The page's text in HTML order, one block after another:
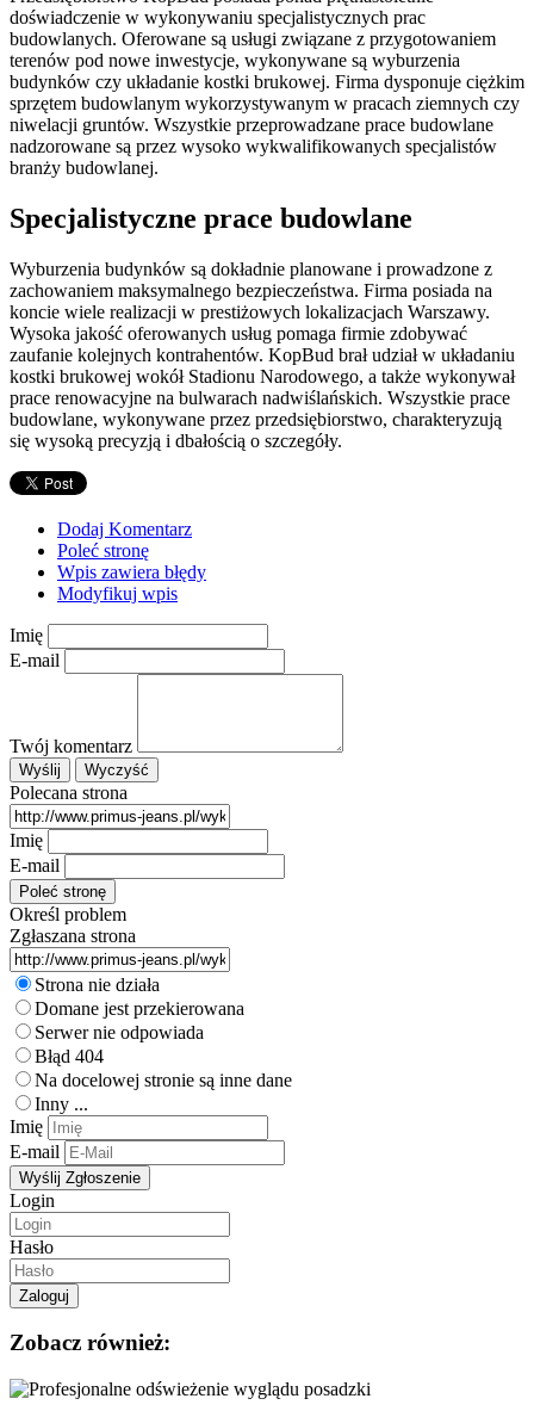
doświadczenie w wykonywaniu specjalistycznych prac
budowlanych. Oferowane są usługi związane z przygotowaniem
terenów pod nowe inwestycje, wykonywane są wyburzenia
budynków czy układanie kostki brukowej. Firma dysponuje ciężkim
sprzętem budowlanym wykorzystywanym w pracach ziemnych czy
niwelacji gruntów. Wszystkie przeprowadzane prace budowlane
nadzorowane są przez wysoko wykwalifikowanych specjalistów
branży budowlanej.
Specjalistyczne prace budowlane
Wyburzenia budynków są dokładnie planowane i prowadzone z
zachowaniem maksymalnego bezpieczeństwa. Firma posiada na
koncie wiele realizacji w prestiżowych lokalizacjach Warszawy.
Wysoka jakość oferowanych usług pomaga firmie zdobywać
zaufanie kolejnych kontrahentów. KopBud brał udział w układaniu
kostki brukowej wokół Stadionu Narodowego, a także wykonywał
prace renowacyjne na bulwarach nadwiślańskich. Wszystkie prace
budowlane, wykonywane przez przedsiębiorstwo, charakteryzują
się wysoką precyzją i dbałością o szczegóły.
Dodaj Komentarz
Poleć stronę
Wpis zawiera błędy
Modyfikuj wpis
Imię
E-mail
Twój komentarz
Polecana strona
Imię
E-mail
Określ problem
Zgłaszana strona
Strona nie działa
Domane jest przekierowana
Serwer nie odpowiada
Błąd 404
Na docelowej stronie są inne dane
Inny ...
Imię
E-mail
Login
Hasło
Zobacz również: